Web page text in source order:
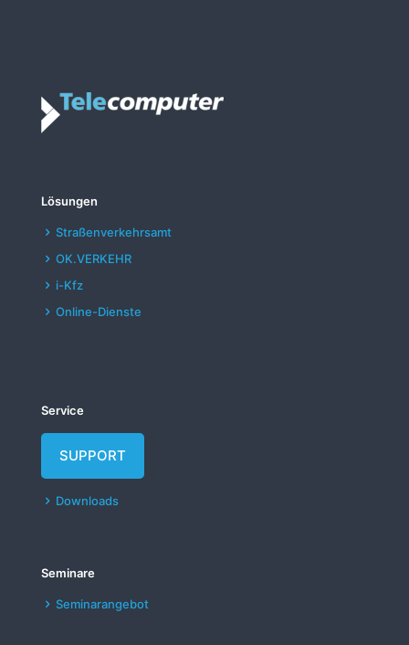
Lösungen
Straßenverkehrsamt
OK.VERKEHR
i-Kfz
Online-Dienste
Service
SUPPORT
Downloads
Seminare
Seminarangebot